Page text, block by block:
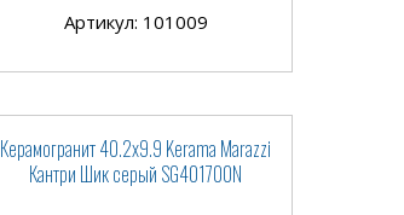
Артикул: 101009
Керамогранит 40.2x9.9 Kerama Marazzi
Кантри Шик серый SG401700N